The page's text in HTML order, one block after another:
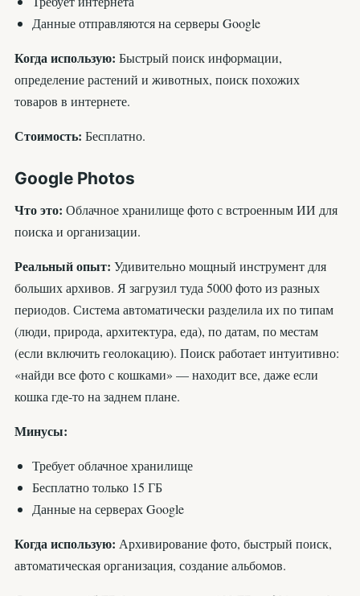
Данные отправляются на серверы Google
Когда использую: Быстрый поиск информации,
определение растений и животных, поиск похожих
товаров в интернете.
Стоимость: Бесплатно.
Google Photos
Что это: Облачное хранилище фото с встроенным ИИ для
поиска и организации.
Реальный опыт: Удивительно мощный инструмент для
больших архивов. Я загрузил туда 5000 фото из разных
периодов. Система автоматически разделила их по типам
(люди, природа, архитектура, еда), по датам, по местам
(если включить геолокацию). Поиск работает интуитивно:
«найди все фото с кошками» — находит все, даже если
кошка где-то на заднем плане.
Минусы:
Требует облачное хранилище
Бесплатно только 15 ГБ
Данные на серверах Google
Когда использую: Архивирование фото, быстрый поиск,
автоматическая организация, создание альбомов.